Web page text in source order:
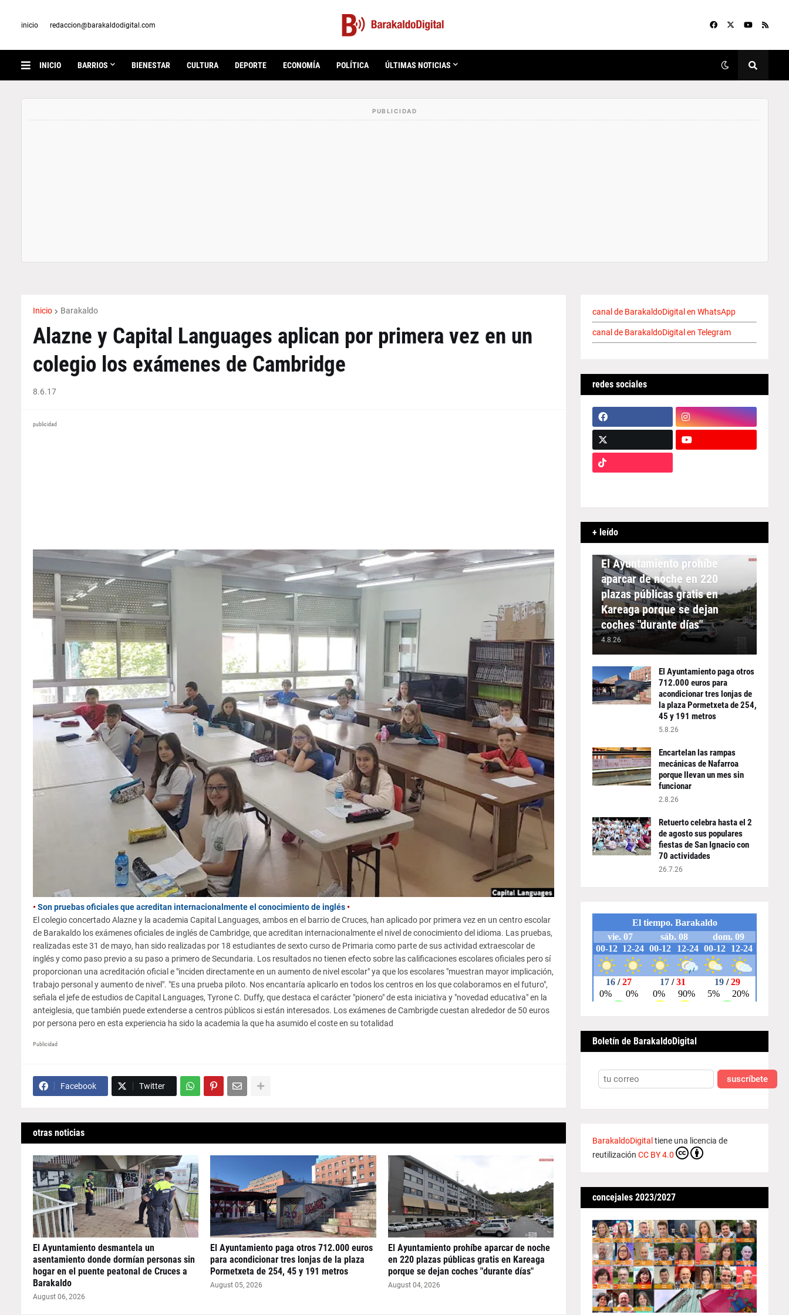
inicio redaccion@barakaldodigital.com
INICIO BARRIOS BIENESTAR CULTURA DEPORTE ECONOMÍA POLÍTICA ÚLTIMAS NOTICIAS
Inicio Barakaldo
Alazne y Capital Languages aplican por primera vez en un
colegio los exámenes de Cambridge
8.6.17
publicidad
•Son pruebas oficiales que acreditan internacionalmente el conocimiento de inglés •
El colegio concertado Alazne y la academia Capital Languages, ambos en el barrio de Cruces, han aplicado por primera vez en un centro escolar
de Barakaldo los exámenes oficiales de inglés de Cambridge, que acreditan internacionalmente el nivel de conocimiento del idioma. Las pruebas,
realizadas este 31 de mayo, han sido realizadas por 18 estudiantes de sexto curso de Primaria como parte de sus actividad extraescolar de
inglés y como paso previo a su paso a primero de Secundaria. Los resultados no tienen efecto sobre las calificaciones escolares oficiales pero sí
proporcionan una acreditación oficial e "inciden directamente en un aumento de nivel escolar" ya que los escolares "muestran mayor implicación,
trabajo personal y aumento de nivel". "Es una prueba piloto. Nos encantaría aplicarlo en todos los centros en los que colaboramos en el futuro",
señala el jefe de estudios de Capital Languages, Tyrone C. Duffy, que destaca el carácter "pionero" de esta iniciativa y "novedad educativa" en la
anteiglesia, que también puede extenderse a centros públicos si están interesados. Los exámenes de Cambrigde cuestan alrededor de 50 euros
por persona pero en esta experiencia ha sido la academia la que ha asumido el coste en su totalidad
Publicidad
Facebook Twitter
otras noticias
El Ayuntamiento desmantela un
asentamiento donde dormían personas sin
hogar en el puente peatonal de Cruces a
Barakaldo
August 06, 2026
El Ayuntamiento paga otros 712.000 euros
para acondicionar tres lonjas de la plaza
Pormetxeta de 254, 45 y 191 metros
August 05, 2026
El Ayuntamiento prohíbe aparcar de noche
en 220 plazas públicas gratis en Kareaga
porque se dejan coches "durante días"
August 04, 2026
canal de BarakaldoDigital en WhatsApp
canal de BarakaldoDigital en Telegram
redes sociales
+ leído
APARCAMIENTO
El Ayuntamiento prohíbe
aparcar de noche en 220
plazas públicas gratis en
Kareaga porque se dejan
coches "durante días"
4.8.26
El Ayuntamiento paga otros
712.000 euros para
acondicionar tres lonjas de
la plaza Pormetxeta de 254,
45 y 191 metros
5.8.26
Encartelan las rampas
mecánicas de Nafarroa
porque llevan un mes sin
funcionar
2.8.26
Retuerto celebra hasta el 2
de agosto sus populares
fiestas de San Ignacio con
70 actividades
26.7.26
Boletín de BarakaldoDigital
suscríbete
BarakaldoDigital tiene una licencia de
reutilización CC BY 4.0
concejales 2023/2027